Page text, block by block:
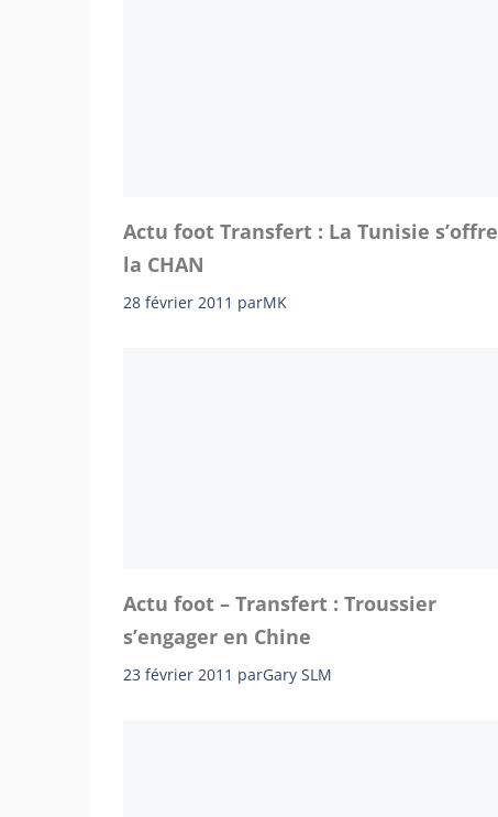
Actu foot Transfert : La Tunisie s’offre
la CHAN
28 février 2011 parMK
Actu foot – Transfert : Troussier
s’engager en Chine
23 février 2011 parGary SLM